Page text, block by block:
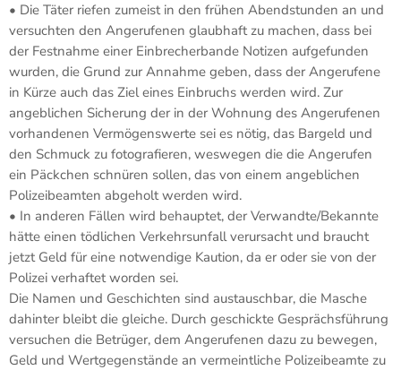
• Die Täter riefen zumeist in den frühen Abendstunden an und
versuchten den Angerufenen glaubhaft zu machen, dass bei
der Festnahme einer Einbrecherbande Notizen aufgefunden
wurden, die Grund zur Annahme geben, dass der Angerufene
in Kürze auch das Ziel eines Einbruchs werden wird. Zur
angeblichen Sicherung der in der Wohnung des Angerufenen
vorhandenen Vermögenswerte sei es nötig, das Bargeld und
den Schmuck zu fotografieren, weswegen die die Angerufen
ein Päckchen schnüren sollen, das von einem angeblichen
Polizeibeamten abgeholt werden wird.
• In anderen Fällen wird behauptet, der Verwandte/Bekannte
hätte einen tödlichen Verkehrsunfall verursacht und braucht
jetzt Geld für eine notwendige Kaution, da er oder sie von der
Polizei verhaftet worden sei.
Die Namen und Geschichten sind austauschbar, die Masche
dahinter bleibt die gleiche. Durch geschickte Gesprächsführung
versuchen die Betrüger, dem Angerufenen dazu zu bewegen,
Geld und Wertgegenstände an vermeintliche Polizeibeamte zu